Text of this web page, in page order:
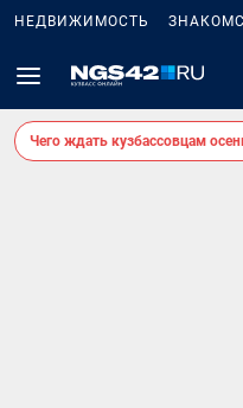
НЕДВИЖИМОСТЬ
Чего ждать кузбассовцам